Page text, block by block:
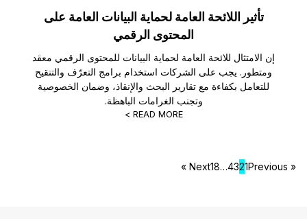
تأثير اللائحة العامة لحماية البيانات العامة على
المحتوى الرقمي
إن الامتثال للائحة العامة لحماية البيانات للمحتوى الرقمي معقد
ومتطور. يجب على الشركات استخدام برامج التعرّف والتنقيح
للتعامل بكفاءة مع تقارير البحث والإنقاذ، وضمان الخصوصية
وتجنب الغرامات الباهظة.
READ MORE >
« Previous
1
2
3
4
…
18
Next »